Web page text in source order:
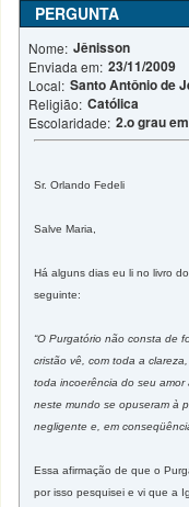
PERGUNTA
Nome: Jênisson
Enviada em: 23/11/2009
Local: Santo Antônio de
Religião: Católica
Escolaridade: 2.o grau
Sr. Orlando Fedeli
Salve Maria,
Há alguns dias eu li no livro
seguinte:
“O Purgatório não consta de
cristão vê, com toda a
toda incoerência do seu
neste mundo se opuseram à
negligente e, em
Essa afirmação de que o
por isso pesquisei e vi que a